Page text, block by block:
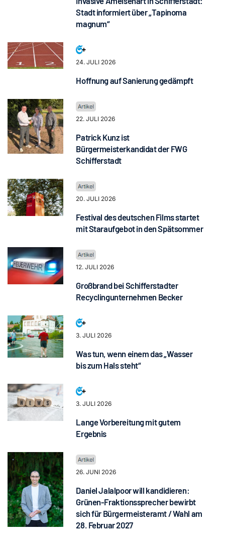
Stadt informiert über „Tapinoma
magnum“
24. JULI 2026
Hoffnung auf Sanierung gedämpft
22. JULI 2026
Patrick Kunz ist
Bürgermeisterkandidat der FWG
Schifferstadt
20. JULI 2026
Festival des deutschen Films startet
mit Staraufgebot in den Spätsommer
12. JULI 2026
Großbrand bei Schifferstadter
Recyclingunternehmen Becker
3. JULI 2026
Was tun, wenn einem das „Wasser
bis zum Hals steht“
3. JULI 2026
Lange Vorbereitung mit gutem
Ergebnis
26. JUNI 2026
Daniel Jalalpoor will kandidieren:
Grünen-Fraktionssprecher bewirbt
sich für Bürgermeisteramt / Wahl am
28. Februar 2027